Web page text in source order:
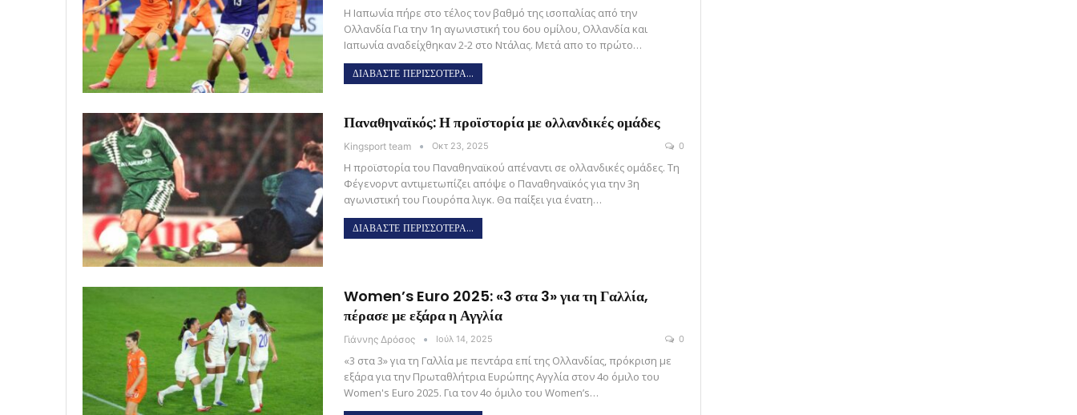
Η Ιαπωνία πήρε στο τέλος τον βαθμό της ισοπαλίας από την
Ολλανδία Για την 1η αγωνιστική του 6ου ομίλου, Ολλανδία και
Ιαπωνία αναδείχθηκαν 2-2 στο Ντάλας. Μετά απο το πρώτο…
ΔΙΑΒΑΣΤΕ ΠΕΡΙΣΣΟΤΕΡΑ...
Παναθηναϊκός: Η προϊστορία με ολλανδικές ομάδες
Kingsport team Οκτ 23, 2025 0
Η προϊστορία του Παναθηναϊκού απέναντι σε ολλανδικές ομάδες. Τη
Φέγενορντ αντιμετωπίζει απόψε ο Παναθηναϊκός για την 3η
αγωνιστική του Γιουρόπα λιγκ. Θα παίξει για ένατη…
ΔΙΑΒΑΣΤΕ ΠΕΡΙΣΣΟΤΕΡΑ...
Women’s Euro 2025: «3 στα 3» για τη Γαλλία,
πέρασε με εξάρα η Αγγλία
Γιάννης Δρόσος Ιούλ 14, 2025 0
«3 στα 3» για τη Γαλλία με πεντάρα επί της Ολλανδίας, πρόκριση με
εξάρα για την Πρωταθλήτρια Ευρώπης Αγγλία στον 4ο όμιλο του
Women's Euro 2025. Για τον 4ο όμιλο του Women’s…